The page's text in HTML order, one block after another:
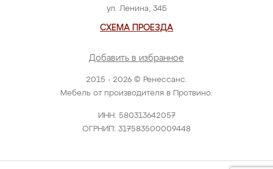
2015 - 2026 © Ренессанс.
Мебель от производителя в Протвино.
ИНН: 580313642057
ОГРНИП: 317583500009448
ул. Ленина, 34Б
СХЕМА ПРОЕЗДА
Добавить в избранное